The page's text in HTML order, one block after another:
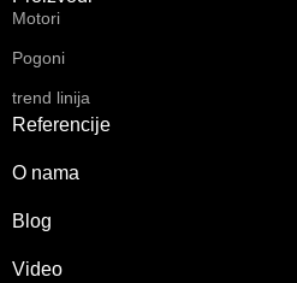
Motori
Pogoni
trend linija
Referencije
O nama
Blog
Video